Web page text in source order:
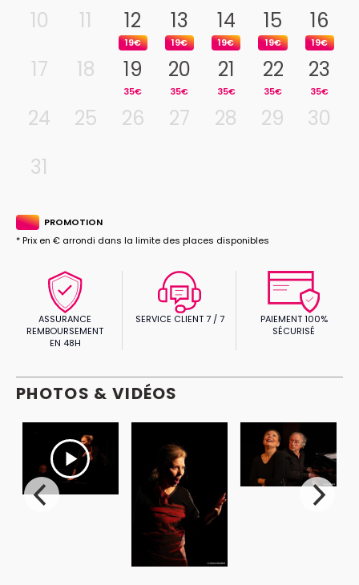
10 11 12
19€
13
19€
14
19€
15
19€
16
19€
17 18 19
35€
20
35€
21
35€
22
35€
23
35€
24 25 26 27 28 29
30
31
PROMOTION
* Prix en € arrondi dans la limite des places disponibles
ASSURANCE
REMBOURSEMENT
EN 48H
SERVICE CLIENT 7 / 7
PAIEMENT 100%
SÉCURISÉ
PHOTOS & VIDÉOS